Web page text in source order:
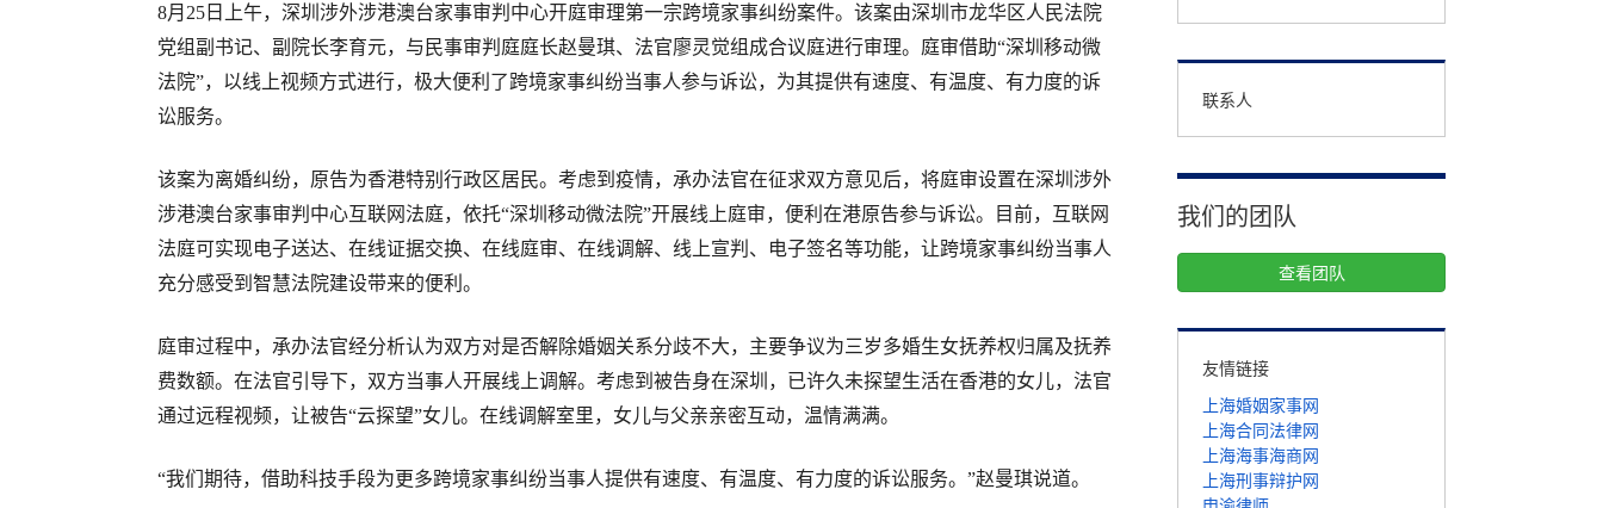
8月25日上午，深圳涉外涉港澳台家事审判中心开庭审理第一宗跨境家事纠纷案件。该案由深圳市龙华区人民法院
党组副书记、副院长李育元，与民事审判庭庭长赵曼琪、法官廖灵觉组成合议庭进行审理。庭审借助“深圳移动微
法院”，以线上视频方式进行，极大便利了跨境家事纠纷当事人参与诉讼，为其提供有速度、有温度、有力度的诉
讼服务。
该案为离婚纠纷，原告为香港特别行政区居民。考虑到疫情，承办法官在征求双方意见后，将庭审设置在深圳涉外
涉港澳台家事审判中心互联网法庭，依托“深圳移动微法院”开展线上庭审，便利在港原告参与诉讼。目前，互联网
法庭可实现电子送达、在线证据交换、在线庭审、在线调解、线上宣判、电子签名等功能，让跨境家事纠纷当事人
充分感受到智慧法院建设带来的便利。
庭审过程中，承办法官经分析认为双方对是否解除婚姻关系分歧不大，主要争议为三岁多婚生女抚养权归属及抚养
费数额。在法官引导下，双方当事人开展线上调解。考虑到被告身在深圳，已许久未探望生活在香港的女儿，法官
通过远程视频，让被告“云探望”女儿。在线调解室里，女儿与父亲亲密互动，温情满满。
“我们期待，借助科技手段为更多跨境家事纠纷当事人提供有速度、有温度、有力度的诉讼服务。”赵曼琪说道。
联系人
我们的团队
查看团队
友情链接
上海婚姻家事网
上海合同法律网
上海海事海商网
上海刑事辩护网